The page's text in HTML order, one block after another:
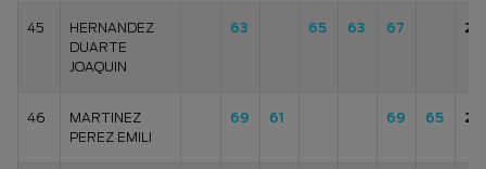
45
HERNANDEZ
DUARTE
JOAQUIN
63 65 63 67
46
MARTINEZ
PEREZ EMILI
69 61 69 65